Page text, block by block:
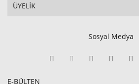
ÜYELİK
Sosyal Medya
E-BÜLTEN